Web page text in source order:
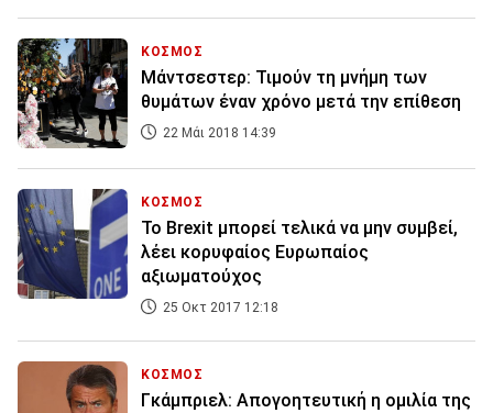
ΚΟΣΜΟΣ
Μάντσεστερ: Τιμούν τη μνήμη των
θυμάτων έναν χρόνο μετά την επίθεση
22 Μάι 2018 14:39
ΚΟΣΜΟΣ
Το Brexit μπορεί τελικά να μην συμβεί,
λέει κορυφαίος Ευρωπαίος
αξιωματούχος
25 Οκτ 2017 12:18
ΚΟΣΜΟΣ
Γκάμπριελ: Απογοητευτική η ομιλία της